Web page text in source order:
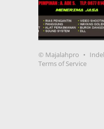
© Majalahpro
Terms of Service